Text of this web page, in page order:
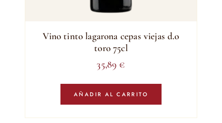
Vino tinto lagarona cepas viejas d.o
toro 75cl
35,89 €
AÑADIR AL CARRITO